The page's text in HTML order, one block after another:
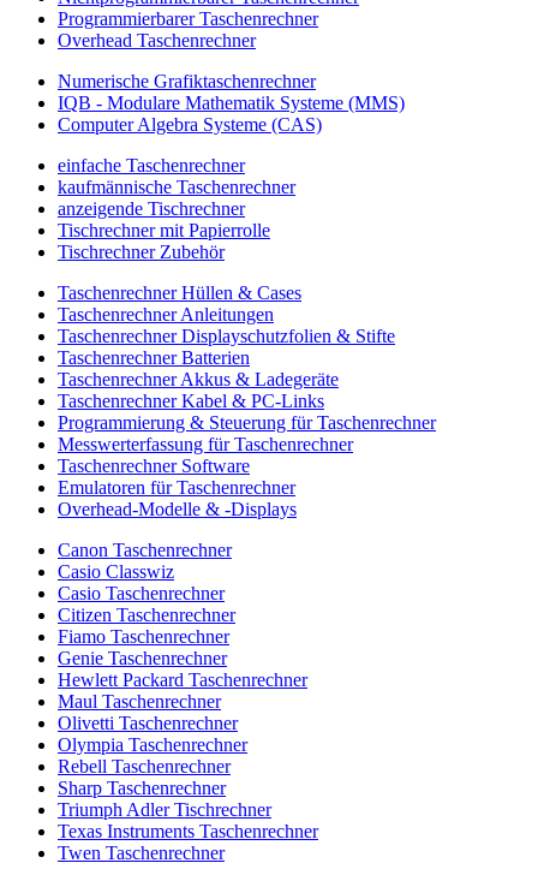
Programmierbarer Taschenrechner
Overhead Taschenrechner
Numerische Grafiktaschenrechner
IQB - Modulare Mathematik Systeme (MMS)
Computer Algebra Systeme (CAS)
einfache Taschenrechner
kaufmännische Taschenrechner
anzeigende Tischrechner
Tischrechner mit Papierrolle
Tischrechner Zubehör
Taschenrechner Hüllen & Cases
Taschenrechner Anleitungen
Taschenrechner Displayschutzfolien & Stifte
Taschenrechner Batterien
Taschenrechner Akkus & Ladegeräte
Taschenrechner Kabel & PC-Links
Programmierung & Steuerung für Taschenrechner
Messwerterfassung für Taschenrechner
Taschenrechner Software
Emulatoren für Taschenrechner
Overhead-Modelle & -Displays
Canon Taschenrechner
Casio Classwiz
Casio Taschenrechner
Citizen Taschenrechner
Fiamo Taschenrechner
Genie Taschenrechner
Hewlett Packard Taschenrechner
Maul Taschenrechner
Olivetti Taschenrechner
Olympia Taschenrechner
Rebell Taschenrechner
Sharp Taschenrechner
Triumph Adler Tischrechner
Texas Instruments Taschenrechner
Twen Taschenrechner